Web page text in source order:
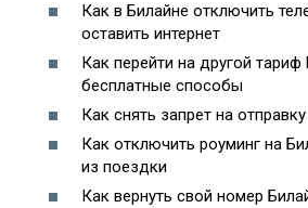
Как в Билайне отключить
оставить интернет
Как перейти на другой
бесплатные способы
Как снять запрет на
Как отключить роуминг на
из поездки
Как вернуть свой номер